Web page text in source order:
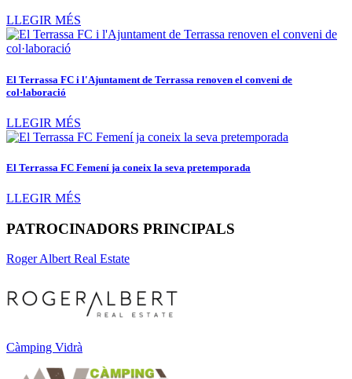
LLEGIR MÉS
El Terrassa FC i l'Ajuntament de Terrassa renoven el conveni de
col·laboració
LLEGIR MÉS
El Terrassa FC Femení ja coneix la seva pretemporada
LLEGIR MÉS
PATROCINADORS PRINCIPALS
Roger Albert Real Estate
Càmping Vidrà